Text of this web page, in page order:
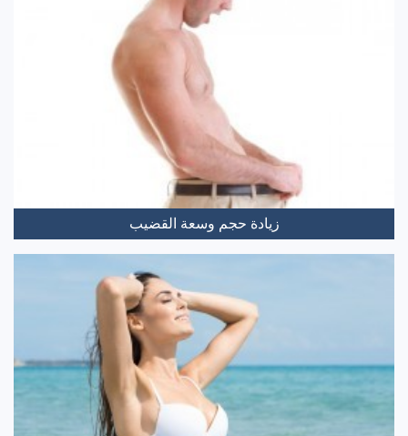
زيادة حجم وسعة القضيب